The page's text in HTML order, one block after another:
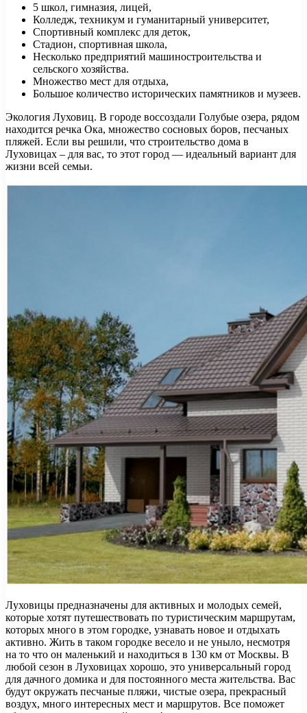
5 школ, гимназия, лицей,
Колледж, техникум и гуманитарный университет,
Спортивный комплекс для деток,
Стадион, спортивная школа,
Несколько предприятий машиностроительства и
сельского хозяйства.
Множество мест для отдыха,
Большое количество исторических памятников и музеев.
Экология Луховиц. В городе воссоздали Голубые озера, рядом
находится речка Ока, множество сосновых боров, песчаных
пляжей. Если вы решили, что строительство дома в
Луховицах – для вас, то этот город — идеальный вариант для
жизни всей семьи.
Луховицы предназначены для активных и молодых семей,
которые хотят путешествовать по туристическим маршрутам,
которых много в этом городке, узнавать новое и отдыхать
активно. Жить в таком городке весело и не уныло, несмотря
на то что он маленький и находиться в 130 км от Москвы. В
любой сезон в Луховицах хорошо, это универсальный город
для дачного домика и для постоянного места жительства. Вас
будут окружать песчаные пляжи, чистые озера, прекрасный
воздух, много интересных мест и маршрутов. Все поможет